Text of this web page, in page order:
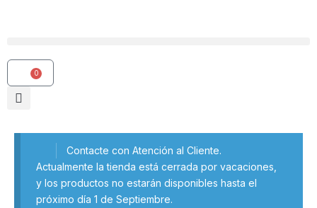
0
Carrito
Contacte con Atención al Cliente.
Actualmente la tienda está cerrada por vacaciones,
y los productos no estarán disponibles hasta el
próximo día 1 de Septiembre.